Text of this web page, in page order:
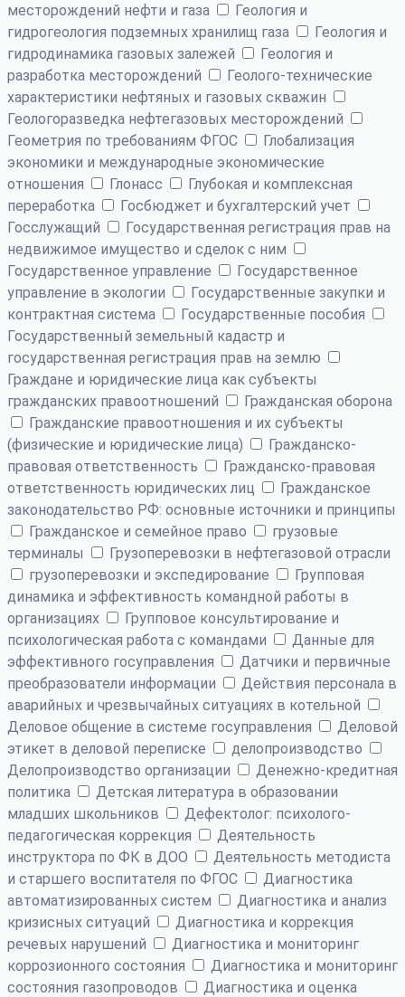
месторождений нефти и газа
Геология и
гидрогеология подземных хранилищ газа
Геология и
гидродинамика газовых залежей
Геология и
разработка месторождений
Геолого-технические
характеристики нефтяных и газовых скважин
Геологоразведка нефтегазовых месторождений
Геометрия по требованиям ФГОС
Глобализация
экономики и международные экономические
отношения
Глонасс
Глубокая и комплексная
переработка
Госбюджет и бухгалтерский учет
Госслужащий
Государственная регистрация прав на
недвижимое имущество и сделок с ним
Государственное управление
Государственное
управление в экологии
Государственные закупки и
контрактная система
Государственные пособия
Государственный земельный кадастр и
государственная регистрация прав на землю
Граждане и юридические лица как субъекты
гражданских правоотношений
Гражданская оборона
Гражданские правоотношения и их субъекты
(физические и юридические лица)
Гражданско-
правовая ответственность
Гражданско-правовая
ответственность юридических лиц
Гражданское
законодательство РФ: основные источники и принципы
Гражданское и семейное право
грузовые
терминалы
Грузоперевозки в нефтегазовой отрасли
грузоперевозки и экспедирование
Групповая
динамика и эффективность командной работы в
организациях
Групповое консультирование и
психологическая работа с командами
Данные для
эффективного госуправления
Датчики и первичные
преобразователи информации
Действия персонала в
аварийных и чрезвычайных ситуациях в котельной
Деловое общение в системе госуправления
Деловой
этикет в деловой переписке
делопроизводство
Делопроизводство организации
Денежно-кредитная
политика
Детская литература в образовании
младших школьников
Дефектолог: психолого-
педагогическая коррекция
Деятельность
инструктора по ФК в ДОО
Деятельность методиста
и старшего воспитателя по ФГОС
Диагностика
автоматизированных систем
Диагностика и анализ
кризисных ситуаций
Диагностика и коррекция
речевых нарушений
Диагностика и мониторинг
коррозионного состояния
Диагностика и мониторинг
состояния газопроводов
Диагностика и оценка